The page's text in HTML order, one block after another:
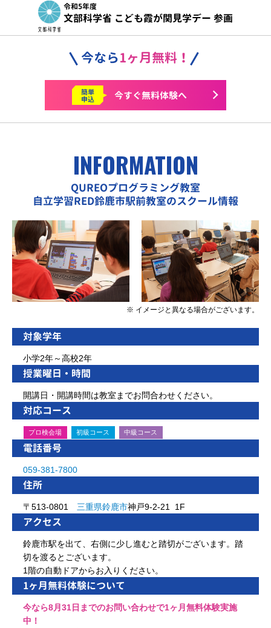
令和5年度
文部科学省 こども霞が関見学デー 参画
今なら1ヶ月無料！
簡単
申込 今すぐ無料体験へ
INFORMATION
QUREOプログラミング教室
自立学習RED鈴鹿市駅前教室のスクール情報
※ イメージと異なる場合がございます。
対象学年
小学2年～高校2年
授業曜日・時間
開講日・開講時間は教室までお問合わせください。
対応コース
プロ検会場 初級コース 中級コース
電話番号
059-381-7800
住所
〒513-0801 三重県鈴鹿市神戸9-2-21 1F
アクセス
鈴鹿市駅を出て、右側に少し進むと踏切がございます。踏
切を渡るとございます。
1階の自動ドアからお入りください。
1ヶ月無料体験について
今なら8月31日までのお問い合わせで1ヶ月無料体験実施
中！